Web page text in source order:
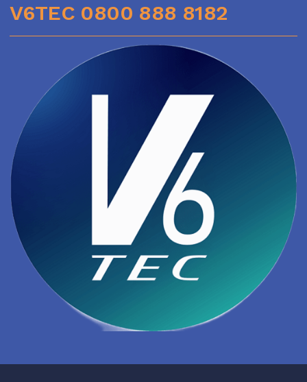
V6TEC 0800 888 8182